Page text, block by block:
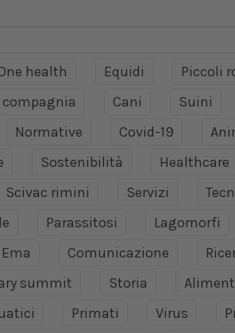
health Equidi Piccoli
Cani Suini
Normative Covid-19
Sostenibilità Healthcare
Scivac rimini Servizi
Parassitosi Lagomorfi
Ema Comunicazione
summit Storia
Primati Virus